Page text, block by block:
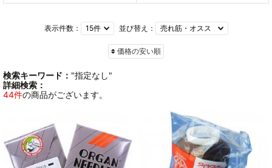
表示件数： 並び替え：
価格の安い順
検索キーワード： "指定なし"
詳細検索：
44件の商品がございます。